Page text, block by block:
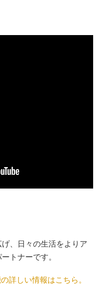
げ、日々の生活をよりア
トナーです。
詳しい情報はこちら。